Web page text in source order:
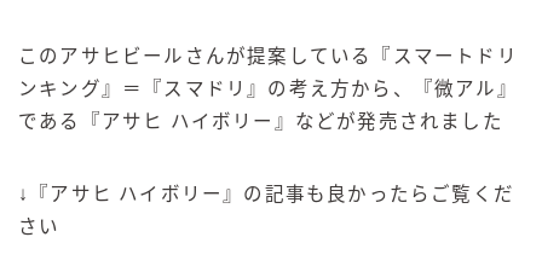
このアサヒビールさんが提案している『スマートドリ
ンキング』＝『スマドリ』の考え方から、『微アル』
である『アサヒ ハイボリー』などが発売されました
↓『アサヒ ハイボリー』の記事も良かったらご覧くだ
さい